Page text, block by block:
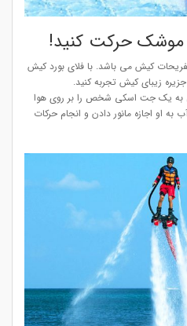
موشک حرکت کنید!
کیش می باشد. با فلای بورد کیش
زیبای کیش تجربه کنید.
به یک جت اسکی شخص را بر روی هوا
به او اجازه مانور دادن و انجام حرکات